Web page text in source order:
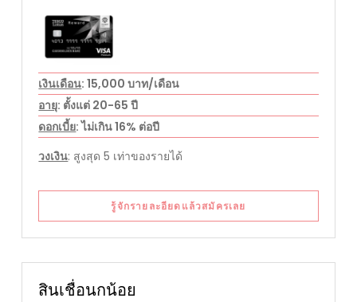
เงินเดือน: 15,000 บาท/เดือน
อายุ: ตั้งแต่ 20-65 ปี
ดอกเบี้ย: ไม่เกิน 16% ต่อปี
วงเงิน: สูงสุด 5 เท่าของรายได้
รู้จักรายละอียดแล้วสมัครเลย
สินเชื่อนกน้อย